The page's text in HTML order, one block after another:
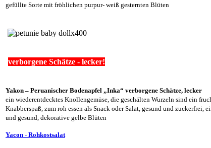
gefüllte Sorte mit fröhlichen purpur- weiß gesternten Blüten
verborgene Schätze - lecker!
Yakon – Peruanischer Bodenapfel „Inka“ verborgene Schätze, lecker
ein wiederentdecktes Knollengemüse, die geschälten Wurzeln sind ein
Knabberspaß, zum roh essen als Snack oder Salat, gesund und
und gesund, dekorative gelbe Blüten
Yacon - Rohkostsalat